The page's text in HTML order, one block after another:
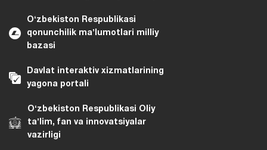
Oʻzbekiston Respublikasi
qonunchilik maʼlumotlari milliy
bazasi
Davlat interaktiv xizmatlarining
yagona portali
Oʻzbekiston Respublikasi Oliy
taʼlim, fan va innovatsiyalar
vazirligi